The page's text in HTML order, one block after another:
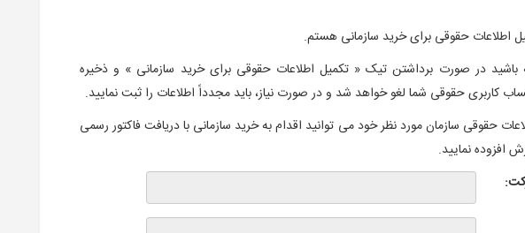
اطلاعات حقوقی برای خرید سازمانی هستم.
باشید در صورت برداشتن تیک « تکمیل اطلاعات حقوقی برای خرید سازمانی » و ذخیره
کاربری حقوقی شما لغو خواهد شد و در صورت نیاز، باید مجدداً اطلاعات را ثبت نمایید.
حقوقی سازمان مورد نظر خود می توانید اقدام به خرید سازمانی با دریافت فاکتور رسمی
افزوده نمایید.